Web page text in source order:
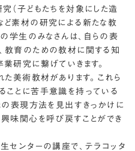
（子どもたちを対象にした造
ど素材の研究による新たな教
の学生のみなさんは、自らの表
教育のための教材に関する知
研究に繋げていきます。
美術教材があります。これら
ことに苦手意識を持っている
表現方法を見出すきっかけに
味関心を呼び戻すことができ
センターの講座で、テラコッタ